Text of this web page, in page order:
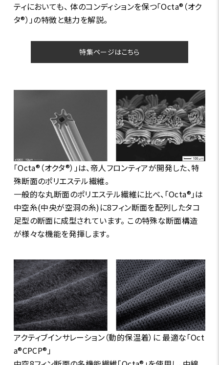
ティにおいても、 体のコンディションを保つ「Octa®（オク
タ®）」の特徴と魅力を解説。
特集ページはこちら
「Octa®（オクタ®）」は、帝人フロンティアが開発した、特
殊断面のポリエステル繊維。
一般的な丸断面のポリエステル繊維に比べ、「Octa®」は
中空糸(中央が空洞の糸)に8フィン断面を配列したタコ
足型の断面に成型されています。 この特殊な断面構造
が様々な機能を発揮します。
アクティブインサレーション（動的保温着）に 最適な「Oct
a®CPCP®」